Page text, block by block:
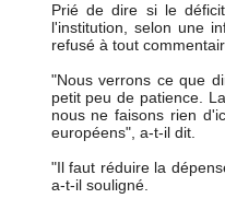
Prié de dire si le
l'institution, selon une
refusé à tout
"Nous verrons ce que
petit peu de patience.
nous ne faisons rien
européens", a-t-il dit.
"Il faut réduire la
a-t-il souligné.